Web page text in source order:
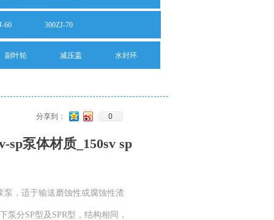
副叶轮 减压盖 水封环
60 300ZJ-70
sp泵体材质_150sv sp
泵，适于输送磨蚀性或腐蚀性渣
分SP型及SPR型，结构相同，
分享到： 0